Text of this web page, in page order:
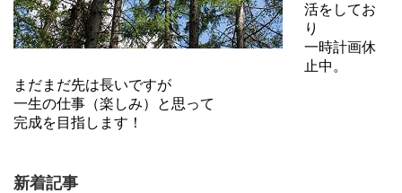
活をしてお
り
一時計画休
止中。
まだまだ先は長いですが
一生の仕事（楽しみ）と思って
完成を目指します！
新着記事